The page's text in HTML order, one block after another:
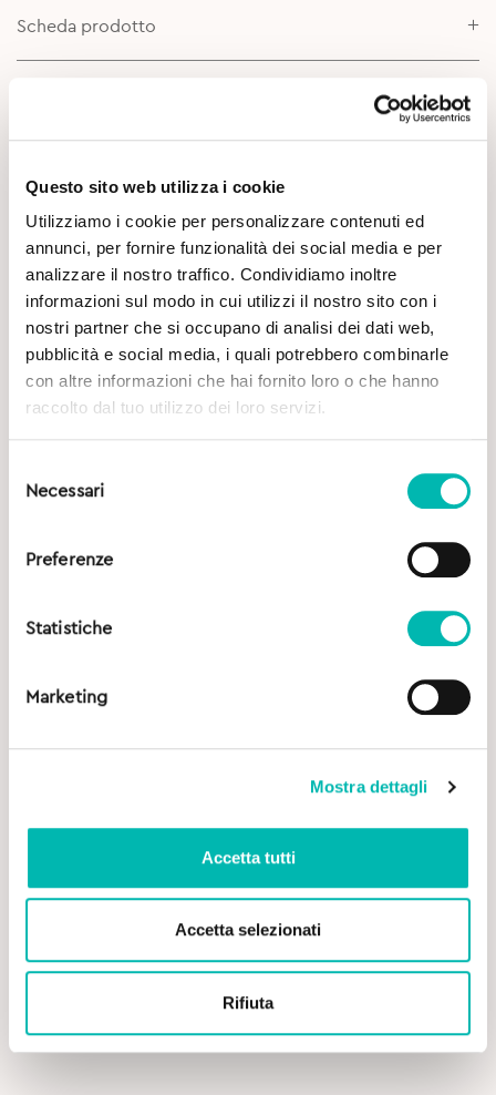
Questo sito web utilizza i cookie
Utilizziamo i cookie per personalizzare contenuti ed
annunci, per fornire funzionalità dei social media e per
analizzare il nostro traffico. Condividiamo inoltre
informazioni sul modo in cui utilizzi il nostro sito con i
nostri partner che si occupano di analisi dei dati web,
pubblicità e social media, i quali potrebbero combinarle
con altre informazioni che hai fornito loro o che hanno
raccolto dal tuo utilizzo dei loro servizi.
delNecessari
Preferenze
Statistiche
Marketing
Mostra dettagli
Accetta tutti
Accetta selezionati
Rifiuta
Scheda prodotto
Potrebbe Interessarti
4,90€
Original
was:
4,90€.
3,70€
Current
is:
3,70€.